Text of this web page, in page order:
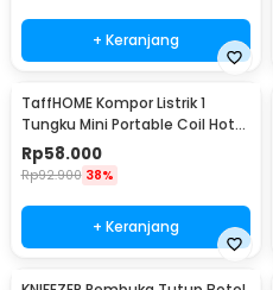
+ Keranjang
TaffHOME Kompor Listrik 1
Tungku Mini Portable Coil Hot
Plate 500W - C1-1000-03
Rp58.000
Rp92.900 38%
+ Keranjang